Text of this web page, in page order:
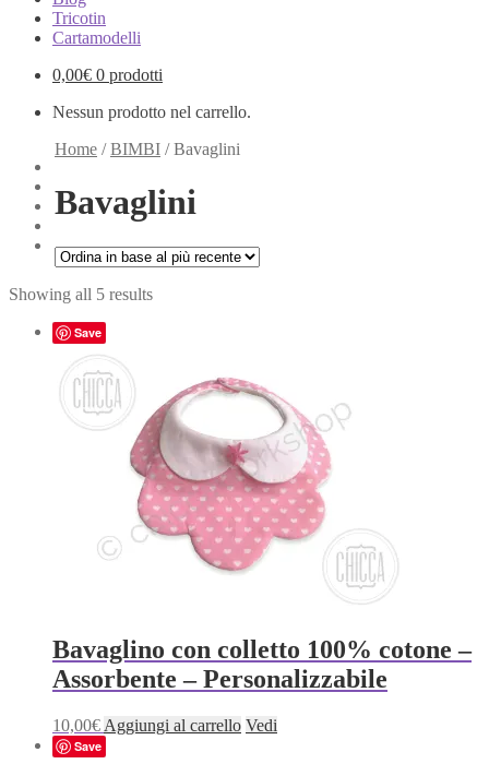
Tricotin
Cartamodelli
0,00€ 0 prodotti
Nessun prodotto nel carrello.
Home /BIMBI /Bavaglini
Bavaglini
Showing all 5 results
Save
Bavaglino con colletto 100% cotone –
Assorbente – Personalizzabile
10,00€ Aggiungi al carrello Vedi
Save